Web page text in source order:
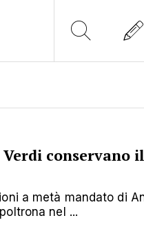
conservano
a metà mandato di
nel ...